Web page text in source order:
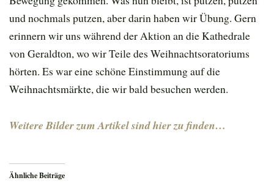
und nochmals putzen, aber darin haben wir Übung. Gern
erinnern wir uns während der Aktion an die Kathedrale
von Geraldton, wo wir Teile des Weihnachtsoratoriums
hörten. Es war eine schöne Einstimmung auf die
Weihnachtsmärkte, die wir bald besuchen werden.
Weitere Bilder zum Artikel sind hier zu finden…
Ähnliche Beiträge